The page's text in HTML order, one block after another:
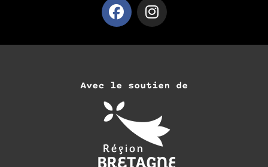
Avec le soutien de